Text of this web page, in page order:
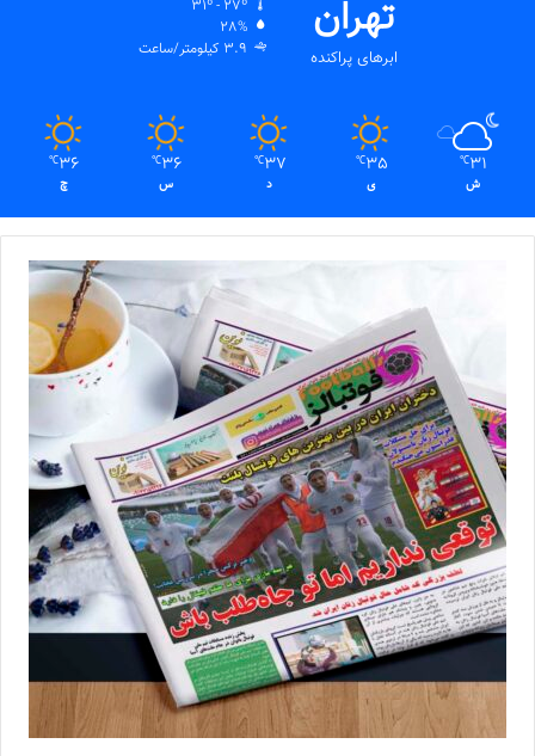
تهران
ابرهای پراکنده
28%
3.9 کیلومتر/ساعت
31
℃
ش
35
℃
ی
37
℃
د
36
℃
س
36
℃
چ